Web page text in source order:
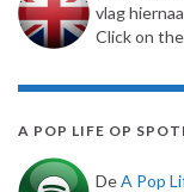
vlag
Click on
A POP LIFE OP
DeA Pop